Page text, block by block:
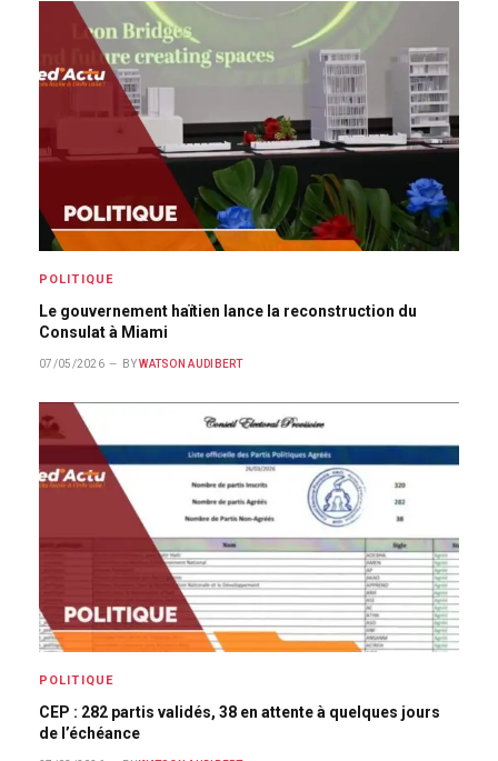
POLITIQUE
Le gouvernement haïtien lance la reconstruction du
Consulat à Miami
07/05/2026 BY WATSON AUDIBERT
POLITIQUE
CEP : 282 partis validés, 38 en attente à quelques jours
de l’échéance